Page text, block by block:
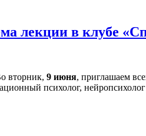
лекции в клубе
вторник, 9 июня, приглашаем
психолог,